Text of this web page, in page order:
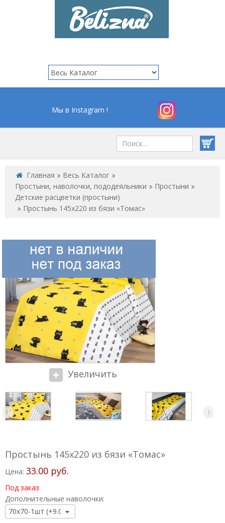
Мы в Instagram !
Главная
Весь Каталог
Простыни, наволочки, пододеяльники
Простыни
Детские расцветки (простыни)
Простынь 145х220 из бязи «Томас»
Увеличить
Простынь 145х220 из бязи «Томас»
Цена: 33.00 руб.
Под заказ
Дополнительные наволочки: